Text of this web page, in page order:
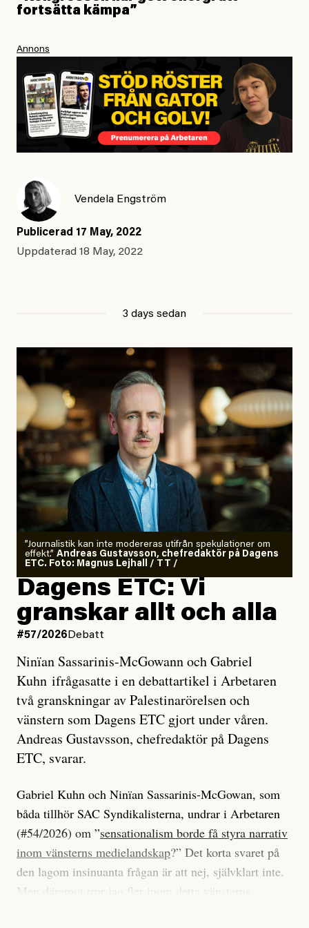
fortsätta kämpa”
Annons
Vendela Engström
Publicerad 17 May, 2022
Uppdaterad 18 May, 2022
3 days sedan
”Journalistik kan inte modereras utifrån spekulationer om
effekt.” Andreas Gustavsson, chefredaktör på Dagens
ETC. Foto: Magnus Lejhall / TT /
Dagens ETC: Vi
granskar allt och alla
#57/2026 Debatt
Ninïan Sassarinis-McGowann och Gabriel
Kuhn ifrågasatte i en debattartikel i Arbetaren
två granskningar av Palestinarörelsen och
vänstern som Dagens ETC gjort under våren.
Andreas Gustavsson, chefredaktör på Dagens
ETC, svarar.
Gabriel Kuhn och Ninïan Sassarinis-McGowan, som
båda tillhör SAC Syndikalisterna, undrar i Arbetaren
(#54/2026) om ”sensationalism borde få styra narrativ
inom vänsterns medielandskap?” Det korta svaret på
den lagom insinuanta frågan är att nej, självklart inte.
Men däremot tror jag fler inom detta vänsterns